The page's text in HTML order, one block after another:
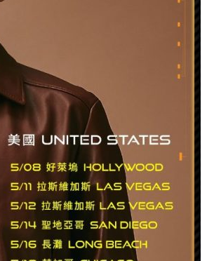
IU大马演唱会票价来了！最贵